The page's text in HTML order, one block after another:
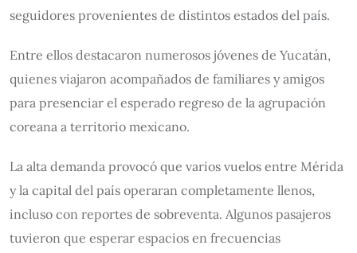
seguidores provenientes de distintos estados del país.
Entre ellos destacaron numerosos jóvenes de Yucatán,
quienes viajaron acompañados de familiares y amigos
para presenciar el esperado regreso de la agrupación
coreana a territorio mexicano.
La alta demanda provocó que varios vuelos entre Mérida
y la capital del país operaran completamente llenos,
incluso con reportes de sobreventa. Algunos pasajeros
tuvieron que esperar espacios en frecuencias